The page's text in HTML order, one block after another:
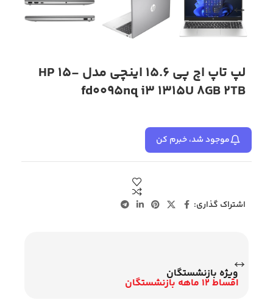
لپ تاپ اچ پی 15.6 اینچی مدل HP 15-
fd0095nq i3 1315U 8GB 2TB
موجود شد، خبرم کن
اشتراک گذاری:
ویژه بازنشستگان
اقساط 12 ماهه بازنشستگان